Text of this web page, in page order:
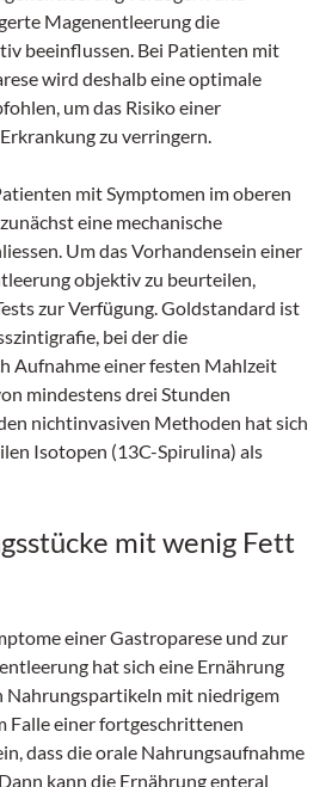
Magenentleerung die
beeinflussen. Bei Patienten mit
wird deshalb eine optimale
um das Risiko einer
zu verringern.
mit Symptomen im oberen
eine mechanische
Um das Vorhandensein einer
objektiv zu beurteilen,
zur Verfügung. Goldstandard ist
bei der die
Aufnahme einer festen Mahlzeit
mindestens drei Stunden
nichtinvasiven Methoden hat sich
Isotopen (13C-Spirulina) als
mit wenig Fett
einer Gastroparese und zur
hat sich eine Ernährung
Nahrungspartikeln mit niedrigem
Falle einer fortgeschrittenen
dass die orale Nahrungsaufnahme
kann die Ernährung enteral